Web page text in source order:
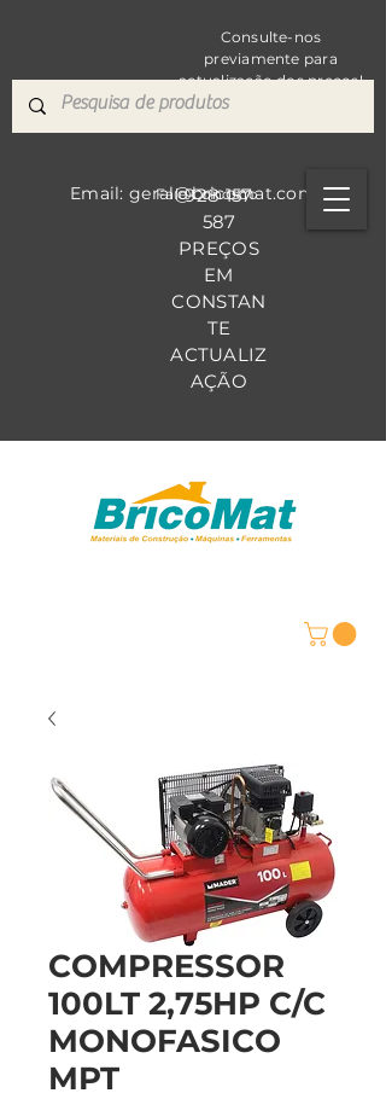
Consulte-nos
previamente para
actualização dos preços!
928 157
587
PREÇOS
EM
CONSTAN
TE
ACTUALIZ
AÇÃO
Fale Conosco
Email: geral@bricomat.com
COMPRESSOR
100LT 2,75HP C/C
MONOFASICO
MPT